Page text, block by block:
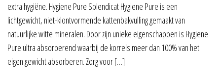
extra hygiëne. Hygiene Pure Splendicat Hygiene Pure is een
lichtgewicht, niet-klontvormende kattenbakvulling gemaakt van
natuurlijke witte mineralen. Door zijn unieke eigenschappen is Hygiene
Pure ultra absorberend waarbij de korrels meer dan 100% van het
eigen gewicht absorberen. Zorg voor […]